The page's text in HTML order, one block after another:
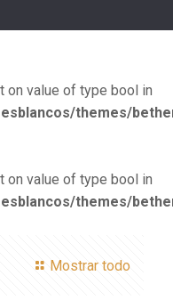
on value of type bool in
themes/
on value of type bool in
themes/
Mostrar todo